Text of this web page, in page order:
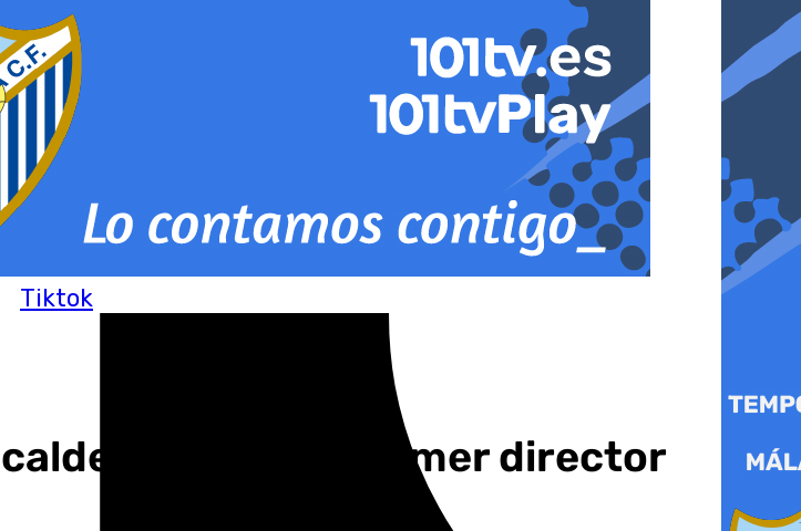
Tiktok
de Ronda y primer director